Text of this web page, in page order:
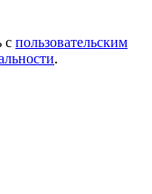
с пользовательским
.